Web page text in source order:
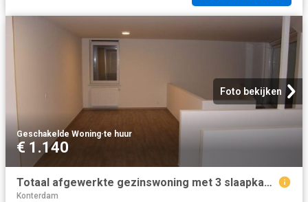
Foto bekijken
Geschakelde Woning·te huur
€ 1.140
Totaal afgewerkte gezinswoning met 3 slaapkamers, dakterras en garage in Oostende!
Konterdam